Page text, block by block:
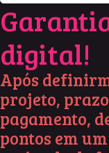
digital!
Após
projeto,
pagamento,
pontos em